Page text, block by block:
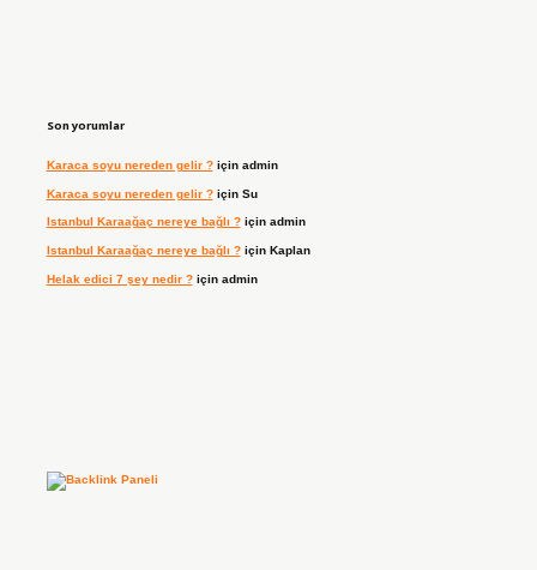
Son yorumlar
Karaca soyu nereden gelir ?için admin
Karaca soyu nereden gelir ?için Su
Istanbul Karaağaç nereye bağlı ?için admin
Istanbul Karaağaç nereye bağlı ?için Kaplan
Helak edici 7 şey nedir ?için admin